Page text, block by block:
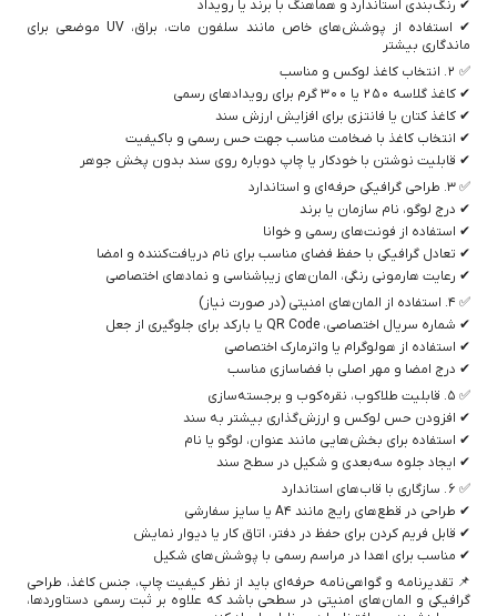
✔ رنگ‌بندی استاندارد و هماهنگ با برند یا رویداد
✔ استفاده از پوشش‌های خاص مانند سلفون مات، براق، UV موضعی برای
ماندگاری بیشتر
✅ ۲. انتخاب کاغذ لوکس و مناسب
✔ کاغذ گلاسه ۲۵۰ یا ۳۰۰ گرم برای رویدادهای رسمی
✔ کاغذ کتان یا فانتزی برای افزایش ارزش سند
✔ انتخاب کاغذ با ضخامت مناسب جهت حس رسمی و باکیفیت
✔ قابلیت نوشتن با خودکار یا چاپ دوباره روی سند بدون پخش جوهر
✅ ۳. طراحی گرافیکی حرفه‌ای و استاندارد
✔ درج لوگو، نام سازمان یا برند
✔ استفاده از فونت‌های رسمی و خوانا
✔ تعادل گرافیکی با حفظ فضای مناسب برای نام دریافت‌کننده و امضا
✔ رعایت هارمونی رنگی، المان‌های زیباشناسی و نمادهای اختصاصی
✅ ۴. استفاده از المان‌های امنیتی (در صورت نیاز)
✔ شماره سریال اختصاصی، QR Code یا بارکد برای جلوگیری از جعل
✔ استفاده از هولوگرام یا واترمارک اختصاصی
✔ درج امضا و مهر اصلی با فضاسازی مناسب
✅ ۵. قابلیت طلاکوب، نقره‌کوب و برجسته‌سازی
✔ افزودن حس لوکس و ارزش‌گذاری بیشتر به سند
✔ استفاده برای بخش‌هایی مانند عنوان، لوگو یا نام
✔ ایجاد جلوه سه‌بعدی و شکیل در سطح سند
✅ ۶. سازگاری با قاب‌های استاندارد
✔ طراحی در قطع‌های رایج مانند A4 یا سایز سفارشی
✔ قابل فریم کردن برای حفظ در دفتر، اتاق کار یا دیوار نمایش
✔ مناسب برای اهدا در مراسم رسمی با پوشش‌های شکیل
📌 تقدیرنامه و گواهی‌نامه حرفه‌ای باید از نظر کیفیت چاپ، جنس کاغذ، طراحی
گرافیکی و المان‌های امنیتی در سطحی باشد که علاوه بر ثبت رسمی دستاوردها،